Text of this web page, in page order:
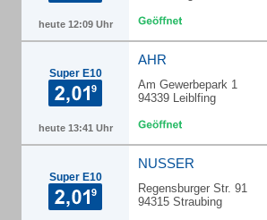
heute 12:09 Uhr
Super E10
heute 13:41 Uhr
AHR
Am Gewerbepark 1
94339 Leiblfing
Super E10
NUSSER
Regensburger Str. 91
94315 Straubing